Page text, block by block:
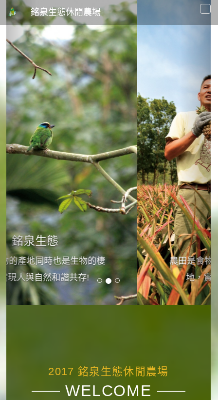
銘泉生態休閒農場
銘泉生態
農田是食物的產地同時也是生物的棲
地，實現人與自然和諧共存!
Previous Next
2017 銘泉生態休閒農場
WELCOME